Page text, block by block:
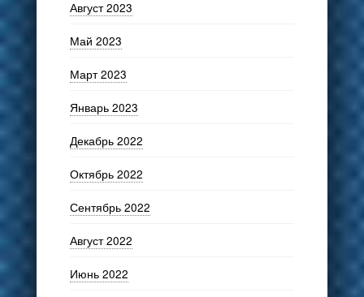
Август 2023
Май 2023
Март 2023
Январь 2023
Декабрь 2022
Октябрь 2022
Сентябрь 2022
Август 2022
Июнь 2022